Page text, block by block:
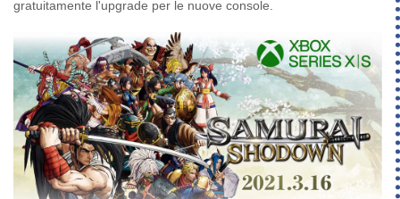
gratuitamente l'upgrade per le nuove console.